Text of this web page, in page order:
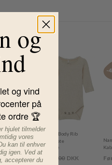
-
DKK
Name It Body Rib
Kab Peyote
Melange
Før 99,00 DKK
-
og
og vind
på
ordre 🏆
hjulet tilmelder
vores
kan til enhver
igen. Ved at
accepterer du